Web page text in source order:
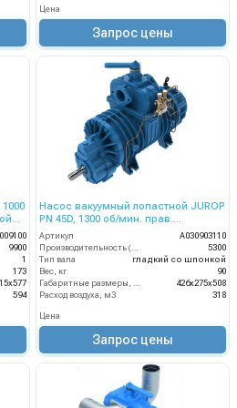
Цена
Запрос цены
9900
1
173
594
Насос вакуумный лопастной JUROP
PN 45D, 1300 об/мин. прав.
вращ.,прям. гладкий вал, руч. 4-х.
клапан
Артикул
A030903110
5300
Тип вала
гладкий со шпонкой
Вес, кг
90
426х275х508
Расход воздуха, м3
318
Цена
Запрос цены